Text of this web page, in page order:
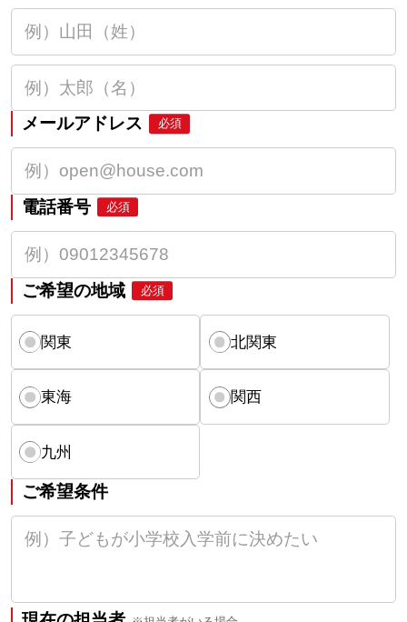
メールアドレス 必須
電話番号 必須
ご希望の地域 必須
関東 北関東
東海 関西
九州
ご希望条件